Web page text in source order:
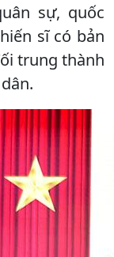
sự, quốc
sĩ có bản
trung thành